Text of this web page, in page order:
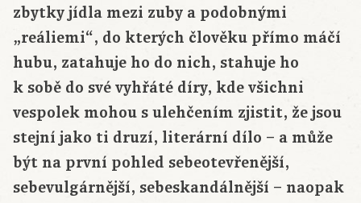
zbytky jídla mezi zuby a podobnými
„reáliemi“, do kterých člověku přímo máčí
hubu, zatahuje ho do nich, stahuje ho
k sobě do své vyhřáté díry, kde všichni
vespolek mohou s ulehčením zjistit, že jsou
stejní jako ti druzí, literární dílo – a může
být na první pohled sebeotevřenější,
sebevulgárnější, sebeskandálnější – naopak